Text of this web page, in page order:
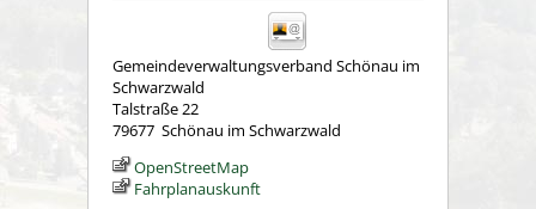
Gemeindeverwaltungsverband Schönau im
Schwarzwald
Talstraße 22
79677 Schönau im Schwarzwald
OpenStreetMap
Fahrplanauskunft